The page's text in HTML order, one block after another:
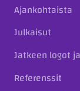
Ajankohtaista
Julkaisut
Jatkeen logot
Referenssit